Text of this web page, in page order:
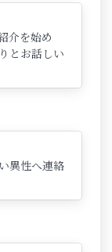
介を始め
とお話しい
異性へ連絡